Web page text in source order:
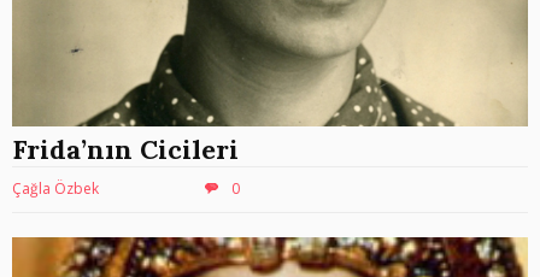
Frida’nın Cicileri
Çağla Özbek 0